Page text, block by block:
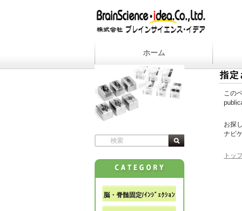
ホーム
指定
この
お探
ナビ
トッ
脳・脊髄固定/ｲﾝｼﾞｪｸｼｮﾝ